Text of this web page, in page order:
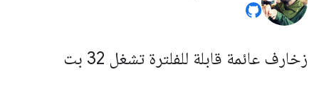
زخارف عائمة قابلة للفلترة تشغل 32 بت